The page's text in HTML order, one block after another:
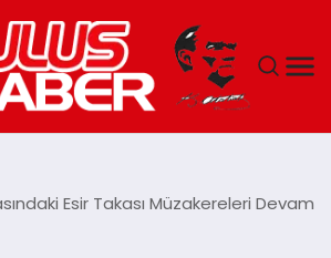
Esir Takası Müzakereleri Devam